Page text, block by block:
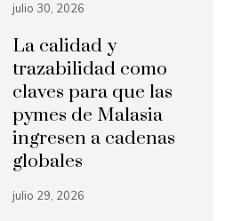
julio 30, 2026
La calidad y
trazabilidad como
claves para que las
pymes de Malasia
ingresen a cadenas
globales
julio 29, 2026